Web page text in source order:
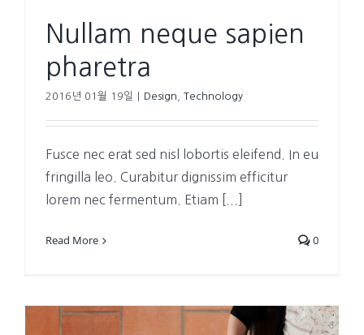
Nullam neque sapien
pharetra
2016년 01월 19일 Design Technology
Fusce nec erat sed nisl lobortis eleifend. In eu
fringilla leo. Curabitur dignissim efficitur
lorem nec fermentum. Etiam [...]
Read More 0